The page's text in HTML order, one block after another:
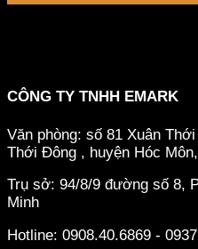
CÔNG TY TNHH EMARK
Văn phòng: số 81 Xuân
Thới Đông , huyện Hóc
Trụ sở: 94/8/9 đường số 8,
Minh
Hotline: 0908.40.6869 -